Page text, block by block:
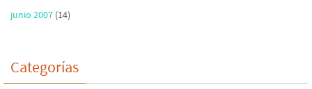
junio 2007 (14)
Categorías